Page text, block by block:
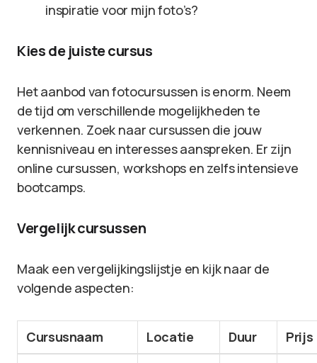
inspiratie voor mijn foto’s?
Kies de juiste cursus
Het aanbod van fotocursussen is enorm. Neem
de tijd om verschillende mogelijkheden te
verkennen. Zoek naar cursussen die jouw
kennisniveau en interesses aanspreken. Er zijn
online cursussen, workshops en zelfs intensieve
bootcamps.
Vergelijk cursussen
Maak een vergelijkingslijstje en kijk naar de
volgende aspecten:
Cursusnaam Locatie Duur Prijs